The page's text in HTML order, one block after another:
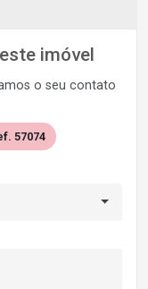
imóvel
o seu contato
57074